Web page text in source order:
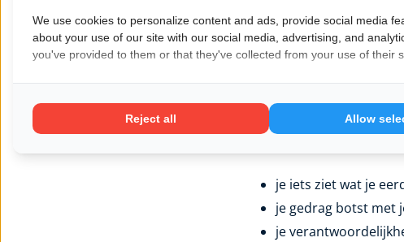
Waarom
Ongemak wordt vaak
ontwikkeling is
Het betekent meestal
je iets ziet wat je
je gedrag botst met
je
We use cookies to personalize content and ads, provide social media
about your use of our site with our social media, advertising, and
you've provided to them or that they've collected from your use of their
Reject all Allow